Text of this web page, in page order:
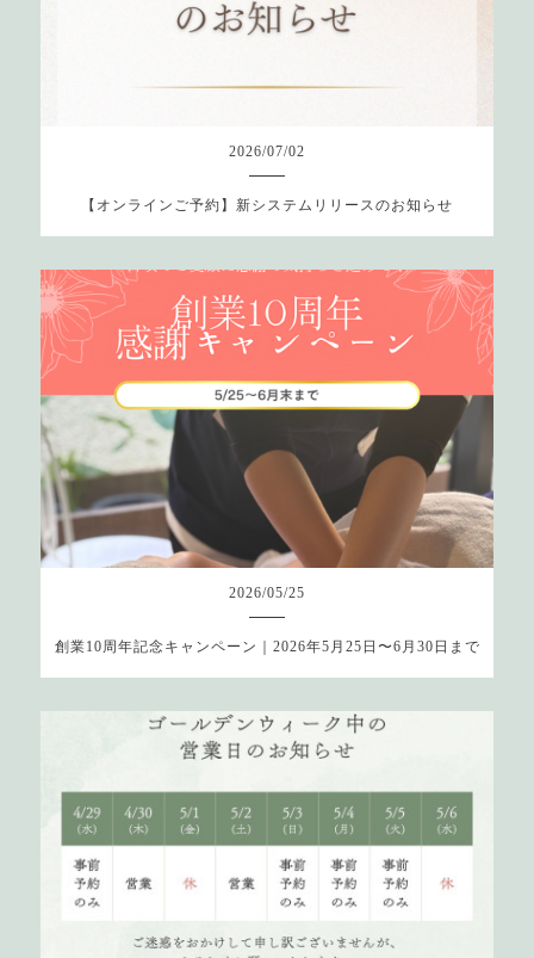
2026/07/02
【オンラインご予約】新システムリリースのお知らせ
2026/05/25
創業10周年記念キャンペーン｜2026年5月25日〜6月30日まで